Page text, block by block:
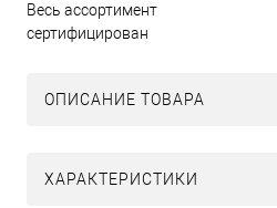
Весь ассортимент
сертифицирован
ОПИСАНИЕ ТОВАРА
ХАРАКТЕРИСТИКИ